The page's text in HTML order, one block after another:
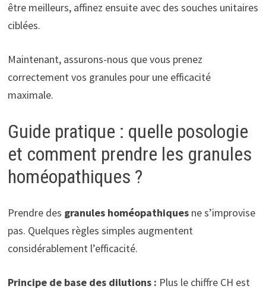
être meilleurs, affinez ensuite avec des souches unitaires
ciblées.
Maintenant, assurons-nous que vous prenez
correctement vos granules pour une efficacité
maximale.
Guide pratique : quelle posologie
et comment prendre les granules
homéopathiques ?
Prendre des granules homéopathiquesne s’improvise
pas. Quelques règles simples augmentent
considérablement l’efficacité.
Principe de base des dilutions : Plus le chiffre CH est